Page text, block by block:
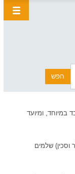
במיוחד, ומיועד
וסכין) שלמים